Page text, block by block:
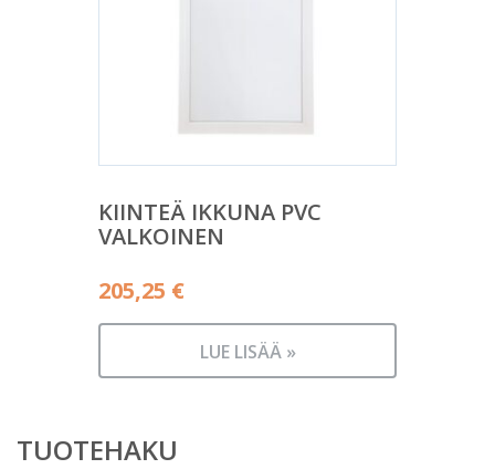
KIINTEÄ IKKUNA PVC
VALKOINEN
205,25 €
LUE LISÄÄ »
TUOTEHAKU